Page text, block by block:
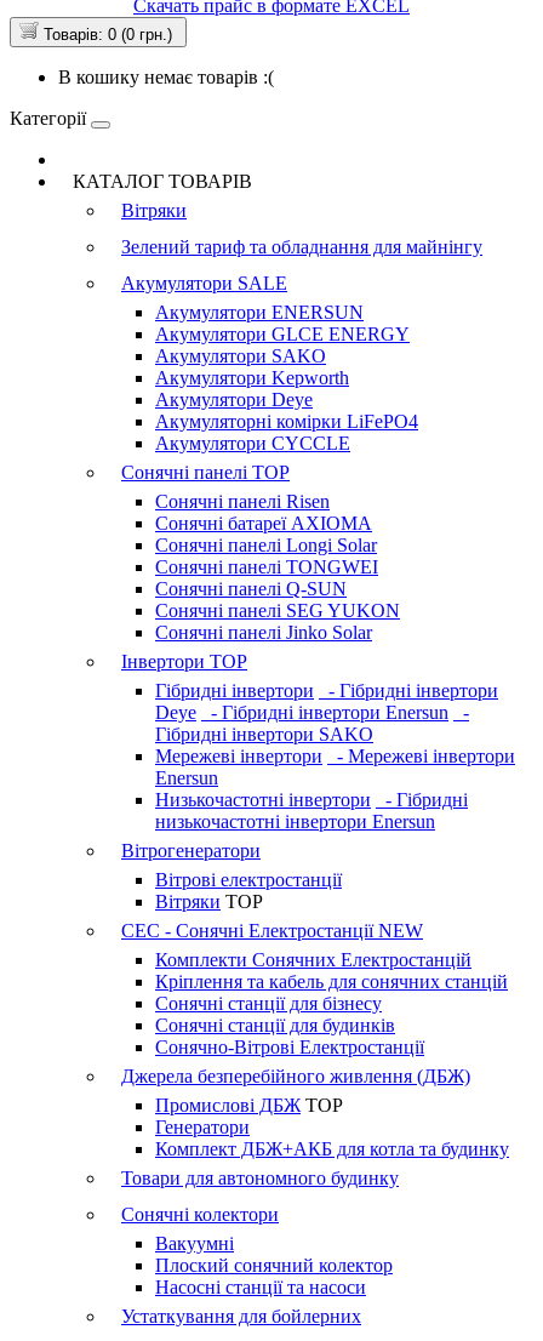
Скачать прайс в формате EXCEL
Товарів: 0 (0 грн.)
В кошику немає товарів :(
Категорії
КАТАЛОГ ТОВАРІВ
Вітряки
Зелений тариф та обладнання для майнінгу
Акумулятори SALE
Акумулятори ENERSUN
Акумулятори GLCE ENERGY
Акумулятори SAKO
Акумулятори Kepworth
Акумулятори Deye
Акумуляторні комірки LiFePO4
Акумулятори CYCCLE
Сонячні панелі TOP
Сонячні панелі Risen
Сонячні батареї AXIOMA
Сонячні панелі Longi Solar
Сонячні панелі TONGWEI
Сонячні панелі Q-SUN
Сонячні панелі SEG YUKON
Сонячні панелі Jinko Solar
Інвертори TOP
Гібридні інвертори
- Гібридні інвертори
Deye
- Гібридні інвертори Enersun
-
Гібридні інвертори SAKO
Мережеві інвертори
- Мережеві інвертори
Enersun
Низькочастотні інвертори
- Гібридні
низькочастотні інвертори Enersun
Вітрогенератори
Вітрові електростанції
Вітряки TOP
СЕС - Сонячні Електростанції NEW
Комплекти Сонячних Електростанцій
Кріплення та кабель для сонячних станцій
Сонячні станції для бізнесу
Сонячні станції для будинків
Сонячно-Вітрові Електростанції
Джерела безперебійного живлення (ДБЖ)
Промислові ДБЖ TOP
Генератори
Комплект ДБЖ+АКБ для котла та будинку
Товари для автономного будинку
Сонячні колектори
Вакуумні
Плоский сонячний колектор
Насосні станції та насоси
Устаткування для бойлерних